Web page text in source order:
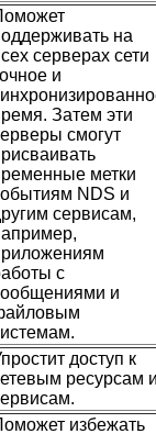
на
серверах сети
и
Затем эти
смогут
метки
NDS и
сервисам,
с
и
доступ к
ресурсам
избежать